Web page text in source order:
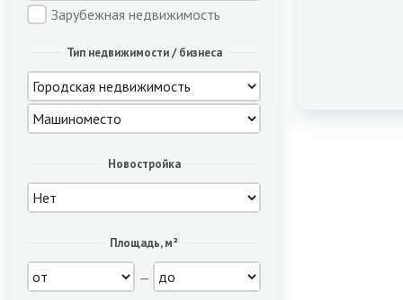
Зарубежная недвижимость
Тип недвижимости / бизнеса
Новостройка
Площадь, м²
—